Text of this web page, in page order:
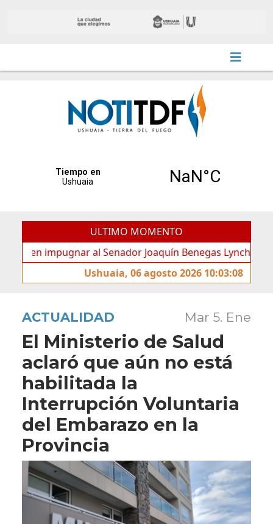
ULTIMO MOMENTO
impugnar al Senador Joaquín Benegas Lynch por
Ushuaia, 06 agosto 2026 10:03:08
ACTUALIDAD Mar 5. Ene
El Ministerio de Salud
aclaró que aún no está
habilitada la
Interrupción Voluntaria
del Embarazo en la
Provincia